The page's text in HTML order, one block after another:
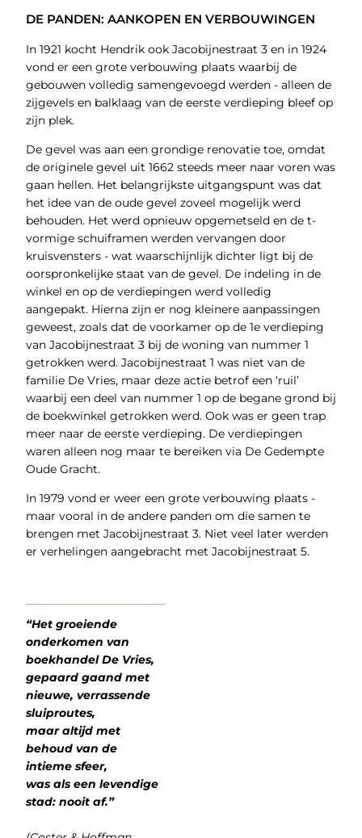
DE PANDEN: AANKOPEN EN VERBOUWINGEN
In 1921 kocht Hendrik ook Jacobijnestraat 3 en in 1924
vond er een grote verbouwing plaats waarbij de
gebouwen volledig samengevoegd werden - alleen de
zijgevels en balklaag van de eerste verdieping bleef op
zijn plek.
De gevel was aan een grondige renovatie toe, omdat
de originele gevel uit 1662 steeds meer naar voren was
gaan hellen. Het belangrijkste uitgangspunt was dat
het idee van de oude gevel zoveel mogelijk werd
behouden. Het werd opnieuw opgemetseld en de t-
vormige schuiframen werden vervangen door
kruisvensters - wat waarschijnlijk dichter ligt bij de
oorspronkelijke staat van de gevel. De indeling in de
winkel en op de verdiepingen werd volledig
aangepakt. Hierna zijn er nog kleinere aanpassingen
geweest, zoals dat de voorkamer op de 1e verdieping
van Jacobijnestraat 3 bij de woning van nummer 1
getrokken werd. Jacobijnestraat 1 was niet van de
familie De Vries, maar deze actie betrof een ‘ruil’
waarbij een deel van nummer 1 op de begane grond bij
de boekwinkel getrokken werd. Ook was er geen trap
meer naar de eerste verdieping. De verdiepingen
waren alleen nog maar te bereiken via De Gedempte
Oude Gracht.
In 1979 vond er weer een grote verbouwing plaats -
maar vooral in de andere panden om die samen te
brengen met Jacobijnestraat 3. Niet veel later werden
er verhelingen aangebracht met Jacobijnestraat 5.
“Het groeiende
onderkomen van
boekhandel De Vries,
gepaard gaand met
nieuwe, verrassende
sluiproutes,
maar altijd met
behoud van de
intieme sfeer,
was als een levendige
stad: nooit af.”